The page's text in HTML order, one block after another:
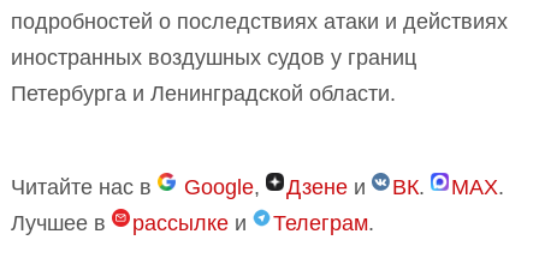
подробностей о последствиях атаки и действиях
иностранных воздушных судов у границ
Петербурга и Ленинградской области.
Читайте нас в Google, Дзене и ВК. MAX.
Лучшее в
рассылке и Телеграм.